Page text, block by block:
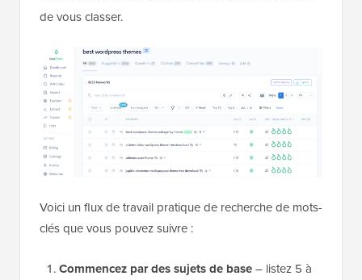
de vous classer.
Voici un flux de travail pratique de recherche de mots-
clés que vous pouvez suivre :
Commencez par des sujets de base– listez 5 à